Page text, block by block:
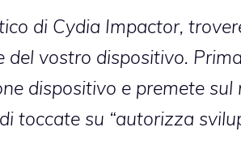
di Cydia Impactor,
del vostro dispositivo.
dispositivo e premete
toccate su “autorizza